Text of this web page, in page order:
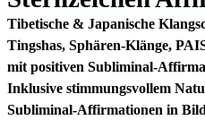
Tibetische & Japanische
Tingshas, Sphären-Klänge,
mit positiven Subliminal-
Inklusive stimmungsvollem
Subliminal-Affirmationen in